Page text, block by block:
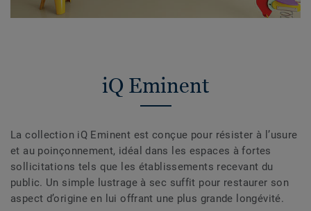
iQ Eminent
La collection iQ Eminent est conçue pour résister à l’usure
et au poinçonnement, idéal dans les espaces à fortes
sollicitations tels que les établissements recevant du
public. Un simple lustrage à sec suffit pour restaurer son
aspect d’origine en lui offrant une plus grande longévité.